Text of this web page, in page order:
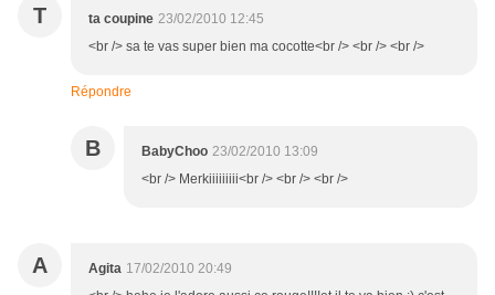
T ta coupine 23/02/2010 12:45
<br /> sa te vas super bien ma cocotte<br /> <br /> <br />
Répondre
B BabyChoo 23/02/2010 13:09
<br /> Merkiiiiiiiii<br /> <br /> <br />
A Agita 17/02/2010 20:49